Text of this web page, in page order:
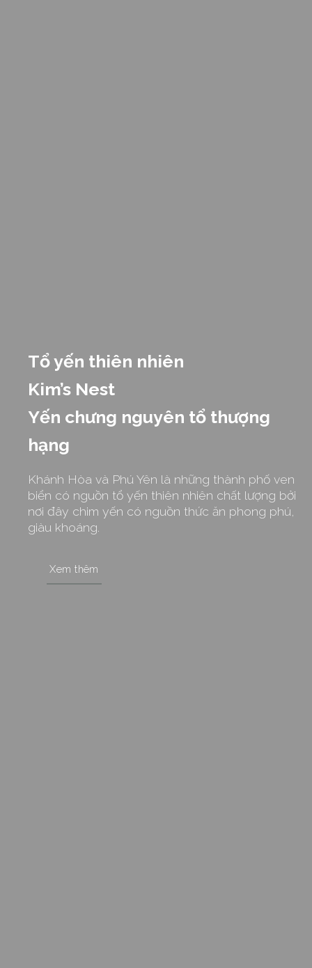
Tổ yến thiên nhiên
Kim’s Nest
Yến chưng nguyên tổ thượng
hạng
Khánh Hòa và Phú Yên là những thành phố ven
biển có nguồn tổ yến thiên nhiên chất lượng bởi
nơi đây chim yến có nguồn thức ăn phong phú,
giàu khoáng.
Xem thêm